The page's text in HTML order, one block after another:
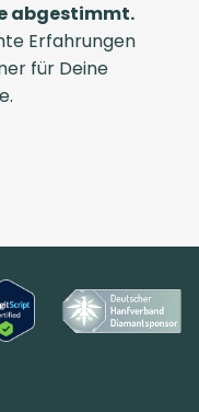
abgestimmt.
Erfahrungen
für Deine